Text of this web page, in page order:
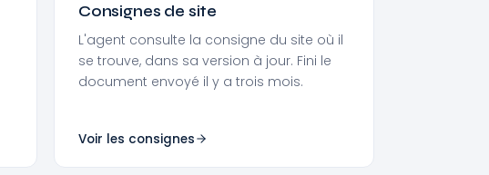
Consignes de site
L'agent consulte la consigne du site où il
se trouve, dans sa version à jour. Fini le
document envoyé il y a trois mois.
Voir les consignes